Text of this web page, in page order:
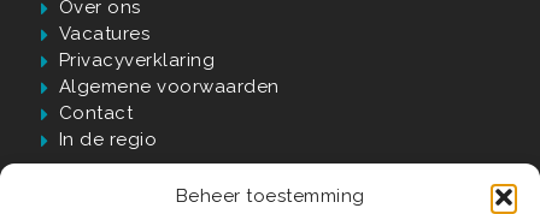
Beheer toestemming
Over ons
Vacatures
Privacyverklaring
Algemene voorwaarden
Contact
In de regio